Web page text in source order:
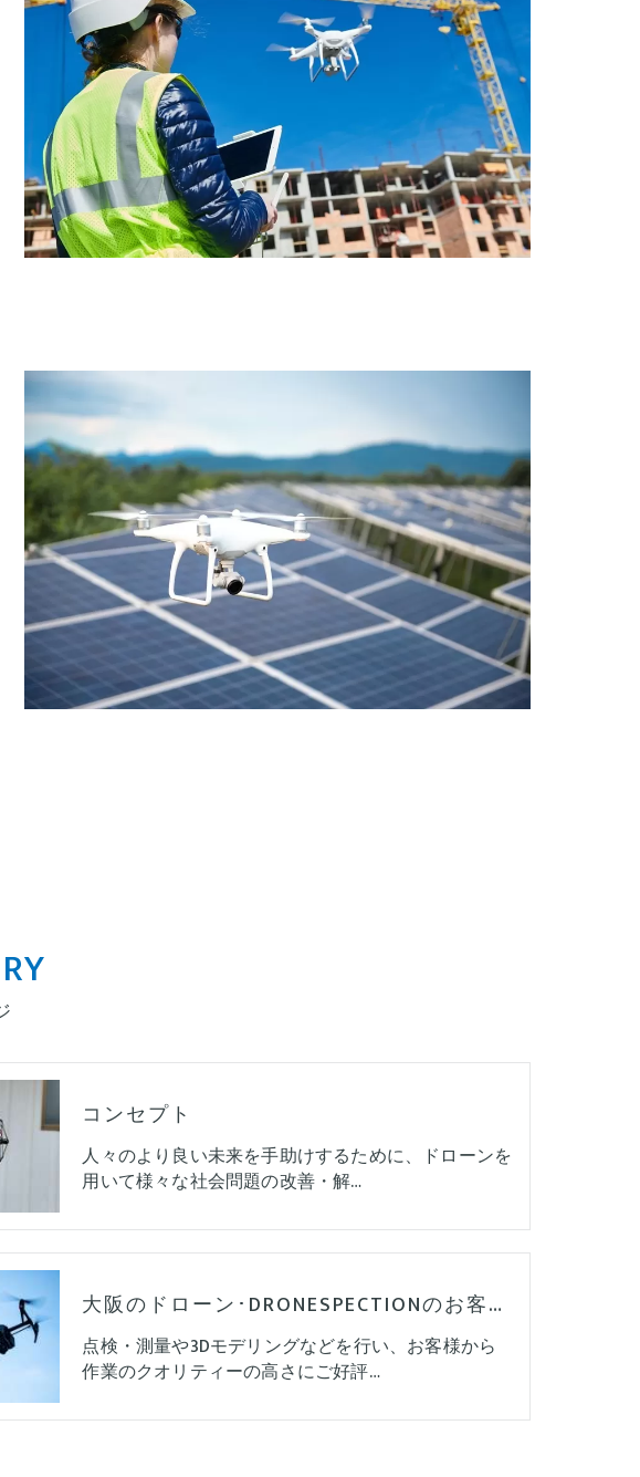
コンセプト
人々のより良い未来を手助けするために、ドローンを
用いて様々な社会問題の改善・解…
大阪のドローン･DRONESPECTIONのお客様の声
点検・測量や3Dモデリングなどを行い、お客様から
作業のクオリティーの高さにご好評…